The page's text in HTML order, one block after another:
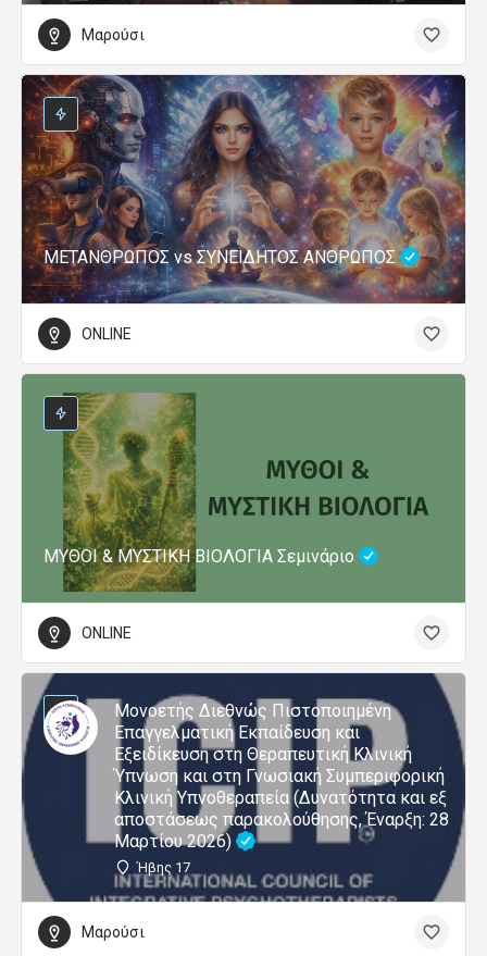
Μαρούσι
ΜΕΤΑΝΘΡΩΠΟΣ vs ΣΥΝΕΙΔΗΤΟΣ ΑΝΘΡΩΠΟΣ
ONLINE
ΜΥΘΟΙ & ΜΥΣΤΙΚΗ ΒΙΟΛΟΓΙΑ Σεμινάριο
ONLINE
Μονοετής Διεθνώς Πιστοποιημένη
Επαγγελματική Εκπαίδευση και
Εξειδίκευση στη Θεραπευτική Κλινική
Ύπνωση και στη Γνωσιακή Συμπεριφορική
Κλινική Υπνοθεραπεία (Δυνατότητα και εξ
αποστάσεως παρακολούθησης, Έναρξη: 28
Μαρτίου 2026)
Ήβης 17
Μαρούσι